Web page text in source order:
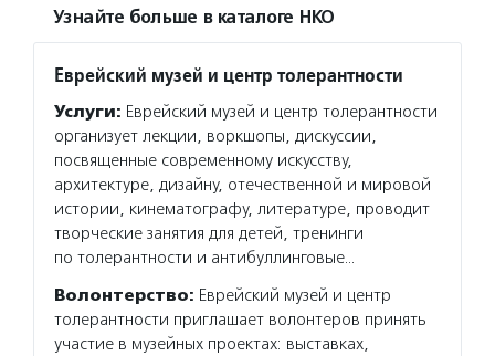
Узнайте больше в каталоге НКО
Еврейский музей и центр толерантности
Услуги: Еврейский музей и центр толерантности
организует лекции, воркшопы, дискуссии,
посвященные современному искусству,
архитектуре, дизайну, отечественной и мировой
истории, кинематографу, литературе, проводит
творческие занятия для детей, тренинги
по толерантности и антибуллинговые…
Волонтерство: Еврейский музей и центр
толерантности приглашает волонтеров принять
участие в музейных проектах: выставках,